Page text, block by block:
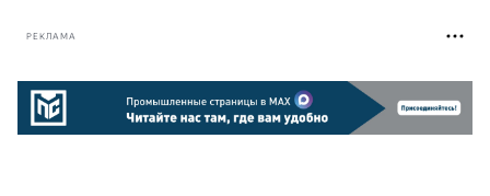
РЕКЛАМА